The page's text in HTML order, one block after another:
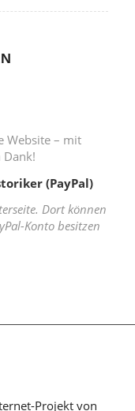
Website – mit
Dank!
(PayPal)
Dort können
Konto besitzen
Projekt von